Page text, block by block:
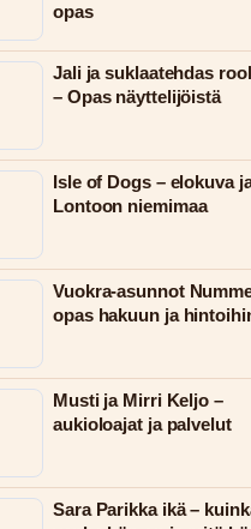
opas
Jali ja suklaatehdas
– Opas näyttelijöistä
Isle of Dogs – elokuva
Lontoon niemimaa
Vuokra-asunnot
opas hakuun ja
Musti ja Mirri Keljo –
aukioloajat ja palvelut
Sara Parikka ikä –